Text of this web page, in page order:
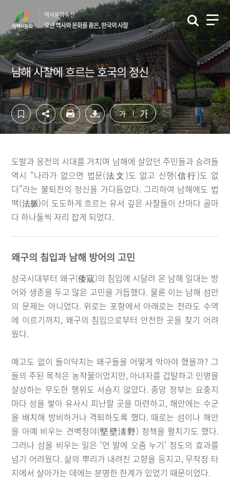
츠
영
역
바
가
기
영
역
바
로
기
역사문화유산
오랜 역사와 문화를 품은, 한국의 사찰
남해 사찰에 흐르는 호국의 정신
가 가
도발과 응전의 시대를 거치며 남해에 살았던 주민들과 승려들
역시 “나라가 없으면 법문(法文)도 없고 신행(信行)도 없
다”라는 불퇴전의 정신을 가다듬었다. 그리하여 남해에도 법
맥(法脈)이 도도하게 흐르는 유서 깊은 사찰들이 산마다 골마
다 하나둘씩 자리 잡게 되었다.
왜구의 침입과 남해 방어의 고민
삼국시대부터 왜구(倭寇)의 침입에 시달려 온 남해 일대는 방
어와 생존을 두고 많은 고민을 거듭했다. 물론 이는 남해 섬만
의 문제는 아니었다. 위로는 포항에서 아래로는 전라도 수역
에 이르기까지, 왜구의 침입으로부터 안전한 곳을 찾기 어려
웠다.
예고도 없이 들이닥치는 왜구들을 어떻게 막아야 했을까? 그
들의 주된 목적은 농작물이었지만, 아녀자를 겁탈하고 인명을
살상하는 무도한 행위도 서슴지 않았다. 중앙 정부는 요충지
마다 성을 쌓아 유사시 피난할 곳을 마련하고, 해안에는 수군
을 배치해 방비하거나 격퇴하도록 했다. 때로는 섬이나 해안
을 아예 비우는 견벽청야(堅壁淸野) 정책을 펼치기도 했다.
그러나 섬을 비우는 일은 ‘언 발에 오줌 누기’ 정도의 효과를
넘기 어려웠다. 삶의 뿌리가 내려진 고향을 등지고, 무작정 타
지에서 살아가는 데에는 분명한 한계가 있었기 때문이었다.